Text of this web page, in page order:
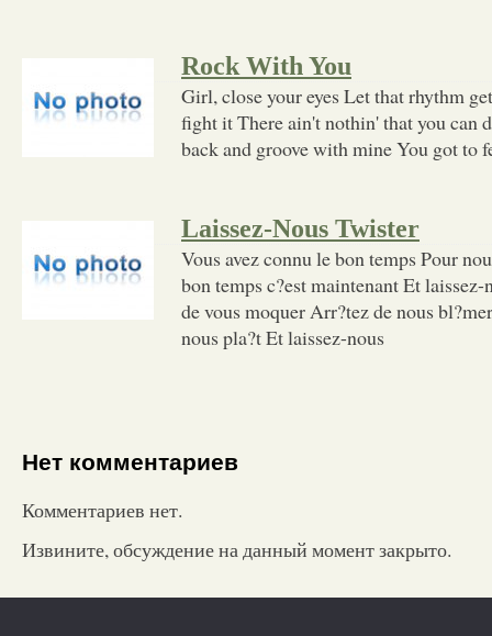
Rock With You
Girl, close your eyes Let that rhythm
fight it There ain't nothin' that you can
back and groove with mine You got to
Laissez-Nous Twister
Vous avez connu le bon temps Pour
bon temps c?est maintenant Et
de vous moquer Arr?tez de nous
nous pla?t Et laissez-nous
Нет комментариев
Комментариев нет.
Извините, обсуждение на данный момент закрыто.